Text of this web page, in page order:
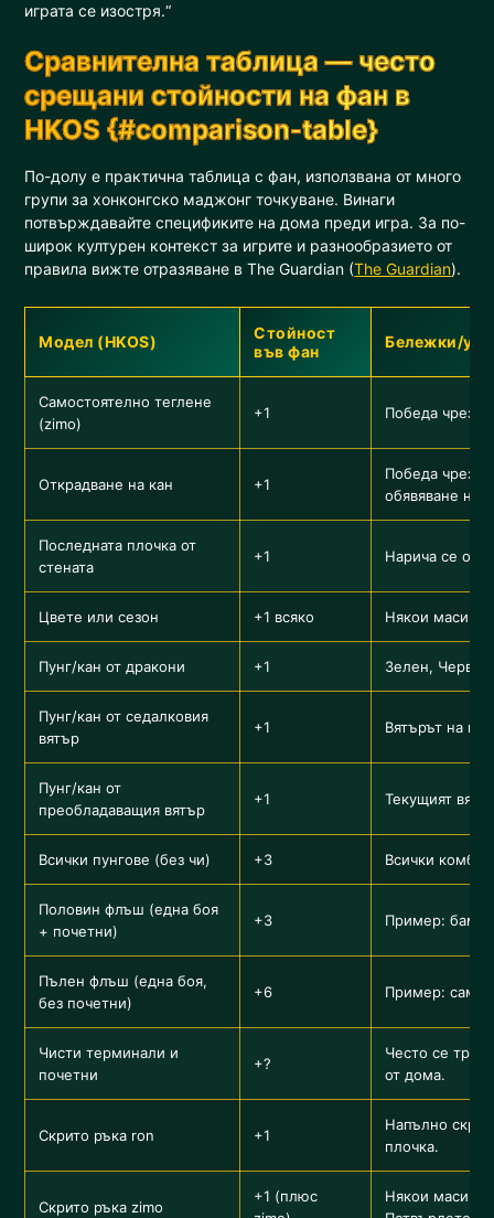
играта се изостря.“
Сравнителна таблица — често
срещани стойности на фан в
HKOS {#comparison-table}
По-долу е практична таблица с фан, използвана от много
групи за хонконгско маджонг точкуване. Винаги
потвърждавайте спецификите на дома преди игра. За по-
широк културен контекст за игрите и разнообразието от
правила вижте отразяване в The Guardian (The Guardian).
Модел (HKOS)
Стойност
във фан
Бележки/
Самостоятелно теглене
(zimo)
+1 Победа чрез
Открадване на кан +1
Победа чрез
обявяване на
Последната плочка от
стената
+1 Нарича се още
Цвете или сезон +1 всяко Някои маси
Пунг/кан от дракони +1 Зелен,
Пунг/кан от седалковия
вятър
+1 Вятърът на
Пунг/кан от
преобладаващия вятър
+1 Текущият
Всички пунгове (без чи) +3 Всички
Половин флъш (една боя
+ почетни)
+3 Пример:
Пълен флъш (една боя,
без почетни)
+6 Пример: само
Чисти терминали и
почетни
+?
Често се
от дома.
Скрито ръка ron +1
Напълно
плочка.
Скрито ръка zimo
+1 (плюс
Някои маси